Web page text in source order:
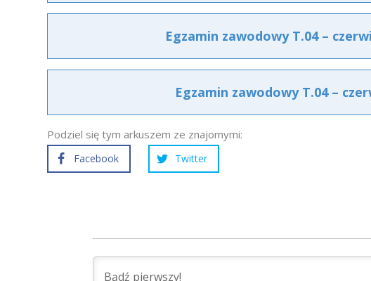
Egzamin zawodowy T.04 –
Egzamin zawodowy T.04 –
Podziel się tym arkuszem ze znajomymi:
Facebook Twitter